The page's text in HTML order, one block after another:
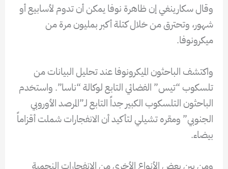
وقال سكارينغي إن ظاهرة نوفا يمكن أن تدوم لأسابيع أو
شهور، وتحترق من خلال كتلة أكبر بمليون مرة من
ميكرونوفا.
واكتشف الباحثون الميكرونوفا عند تحليل البيانات من
تلسكوب “تيس” الفضائي التابع لوكالة “ناسا”. واستخدم
الباحثون التلسكوب الكبير جداً التابع لـ”المرصد الأوروبي
الجنوبي” ومقره تشيلي لتأكيد أن الانفجارات شملت أقزاماً
بيضاء.
ومن بين بعض الأنواع الأخرى من الانفجارات النجمية